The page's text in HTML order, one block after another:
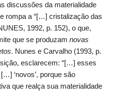
discussões da materialidade
rompa a “[…] cristalização das
1992, p. 152), o que,
que se produzam novas
. Nunes e Carvalho (1993, p.
esclarecem: “[…] esses
‘novos’, porque são
que realça sua materialidade